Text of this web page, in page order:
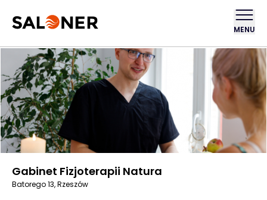
MENU
Gabinet Fizjoterapii Natura
Batorego 13, Rzeszów